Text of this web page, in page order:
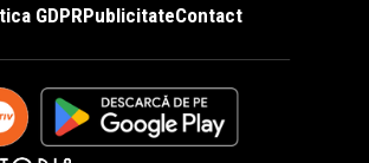
GDPRPublicitateContact